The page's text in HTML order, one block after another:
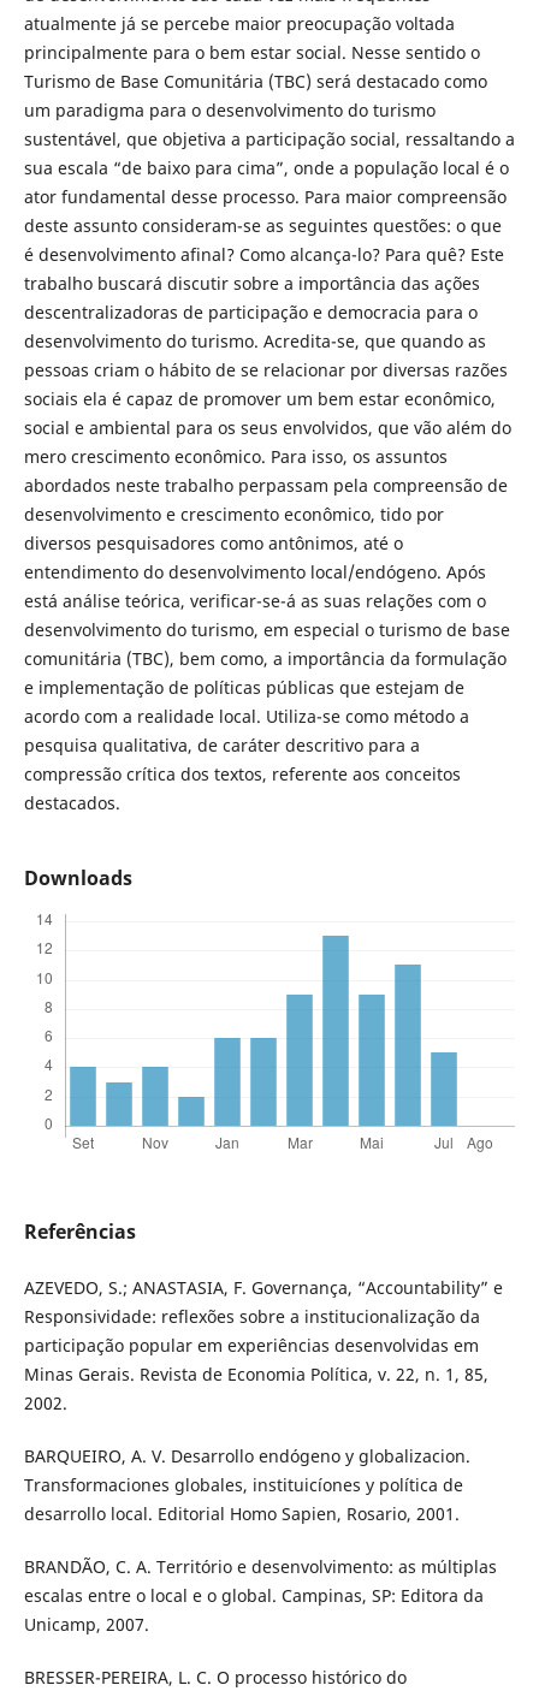
atualmente já se percebe maior preocupação voltada
principalmente para o bem estar social. Nesse sentido o
Turismo de Base Comunitária (TBC) será destacado como
um paradigma para o desenvolvimento do turismo
sustentável, que objetiva a participação social, ressaltando a
sua escala “de baixo para cima”, onde a população local é o
ator fundamental desse processo. Para maior compreensão
deste assunto consideram-se as seguintes questões: o que
é desenvolvimento afinal? Como alcança-lo? Para quê? Este
trabalho buscará discutir sobre a importância das ações
descentralizadoras de participação e democracia para o
desenvolvimento do turismo. Acredita-se, que quando as
pessoas criam o hábito de se relacionar por diversas razões
sociais ela é capaz de promover um bem estar econômico,
social e ambiental para os seus envolvidos, que vão além do
mero crescimento econômico. Para isso, os assuntos
abordados neste trabalho perpassam pela compreensão de
desenvolvimento e crescimento econômico, tido por
diversos pesquisadores como antônimos, até o
entendimento do desenvolvimento local/endógeno. Após
está análise teórica, verificar-se-á as suas relações com o
desenvolvimento do turismo, em especial o turismo de base
comunitária (TBC), bem como, a importância da formulação
e implementação de políticas públicas que estejam de
acordo com a realidade local. Utiliza-se como método a
pesquisa qualitativa, de caráter descritivo para a
compressão crítica dos textos, referente aos conceitos
destacados.
Downloads
Referências
AZEVEDO, S.; ANASTASIA, F. Governança, “Accountability” e
Responsividade: reflexões sobre a institucionalização da
participação popular em experiências desenvolvidas em
Minas Gerais. Revista de Economia Política, v. 22, n. 1, 85,
2002.
BARQUEIRO, A. V. Desarrollo endógeno y globalizacion.
Transformaciones globales, instituicíones y política de
desarrollo local. Editorial Homo Sapien, Rosario, 2001.
BRANDÃO, C. A. Território e desenvolvimento: as múltiplas
escalas entre o local e o global. Campinas, SP: Editora da
Unicamp, 2007.
BRESSER-PEREIRA, L. C. O processo histórico do